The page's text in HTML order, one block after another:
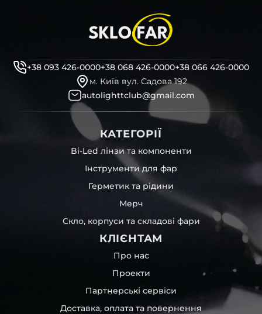
+38 093 426-0000+38 068 426-0000+38 066 426-0000
м. Київ вул. Садова 192
autolighttclub@gmail.com
КАТЕГОРІЇ
Bi-Led лінзи та компоненти
Інструменти для фар
Герметик та рідини
Мерч
Скло, корпуси та складові фари
КЛІЄНТАМ
Про нас
Проекти
Партнерські сервіси
Доставка, оплата та повернення